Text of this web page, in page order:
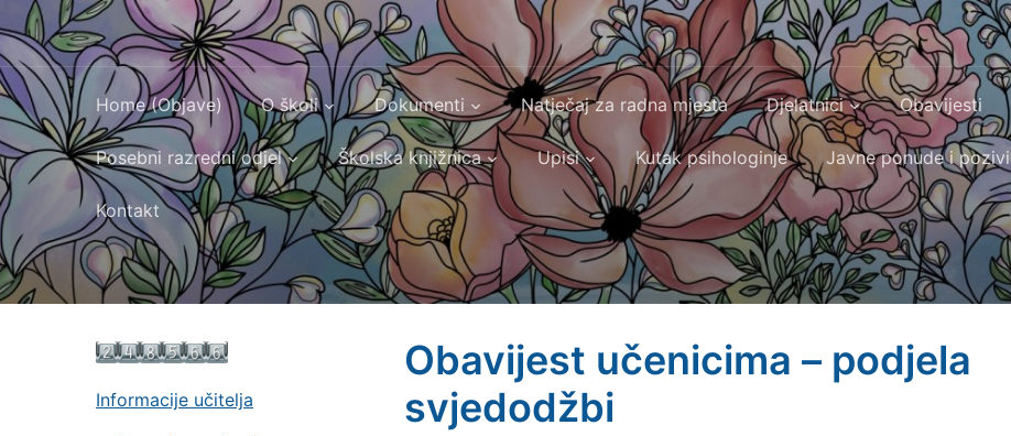
Home (Objave) O školi Dokumenti Natječaj za radna mjesta Djelatnici Obavijesti
Posebni razredni odjel Školska knjižnica Upisi Kutak psihologinje Javne ponude i pozivi
Kontakt
Informacije učitelja
Obavijest učenicima – podjela
svjedodžbi